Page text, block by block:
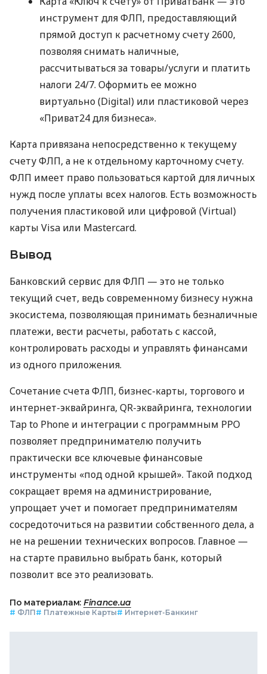
инструмент для ФЛП, предоставляющий
прямой доступ к расчетному счету 2600,
позволяя снимать наличные,
рассчитываться за товары/услуги и платить
налоги 24/7. Оформить ее можно
виртуально (Digital) или пластиковой через
«Приват24 для бизнеса».
Карта привязана непосредственно к текущему
счету ФЛП, а не к отдельному карточному счету.
ФЛП имеет право пользоваться картой для личных
нужд после уплаты всех налогов. Есть возможность
получения пластиковой или цифровой (Virtual)
карты Visa или Mastercard.
Вывод
Банковский сервис для ФЛП — это не только
текущий счет, ведь современному бизнесу нужна
экосистема, позволяющая принимать безналичные
платежи, вести расчеты, работать с кассой,
контролировать расходы и управлять финансами
из одного приложения.
Сочетание счета ФЛП, бизнес-карты, торгового и
интернет-эквайринга, QR-эквайринга, технологии
Tap to Phone и интеграции с программным РРО
позволяет предпринимателю получить
практически все ключевые финансовые
инструменты «под одной крышей». Такой подход
сокращает время на администрирование,
упрощает учет и помогает предпринимателям
сосредоточиться на развитии собственного дела, а
не на решении технических вопросов. Главное —
на старте правильно выбрать банк, который
позволит все это реализовать.
По материалам: Finance.ua
# ФЛП# Платежные Карты# Интернет-Банкинг